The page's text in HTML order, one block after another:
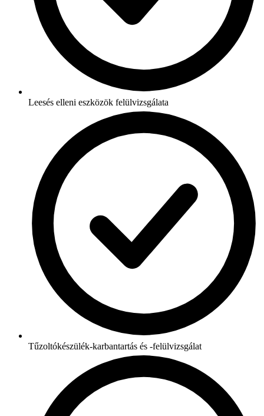
Leesés elleni eszközök felülvizsgálata
Tűzoltókészülék-karbantartás és -felülvizsgálat